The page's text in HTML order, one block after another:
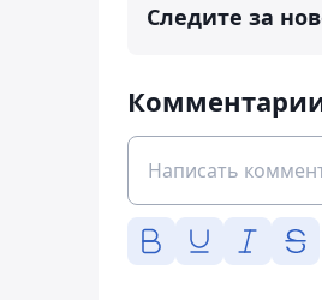
Следите за